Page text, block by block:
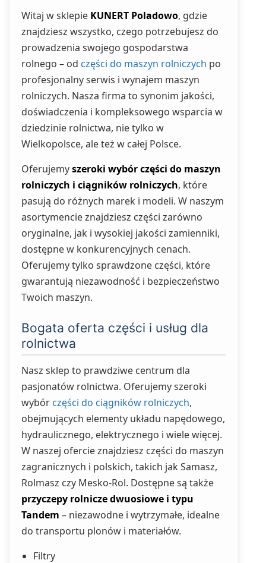
Witaj w sklepie KUNERT Poladowo, gdzie
znajdziesz wszystko, czego potrzebujesz do
prowadzenia swojego gospodarstwa
rolnego – od części do maszyn rolniczych po
profesjonalny serwis i wynajem maszyn
rolniczych. Nasza firma to synonim jakości,
doświadczenia i kompleksowego wsparcia w
dziedzinie rolnictwa, nie tylko w
Wielkopolsce, ale też w całej Polsce.
Oferujemyszeroki wybór części do maszyn
rolniczych i ciągników rolniczych, które
pasują do różnych marek i modeli. W naszym
asortymencie znajdziesz części zarówno
oryginalne, jak i wysokiej jakości zamienniki,
dostępne w konkurencyjnych cenach.
Oferujemy tylko sprawdzone części, które
gwarantują niezawodność i bezpieczeństwo
Twoich maszyn.
Bogata oferta części i usług dla
rolnictwa
Nasz sklep to prawdziwe centrum dla
pasjonatów rolnictwa. Oferujemy szeroki
wybór części do ciągników rolniczych,
obejmujących elementy układu napędowego,
hydraulicznego, elektrycznego i wiele więcej.
W naszej ofercie znajdziesz części do maszyn
zagranicznych i polskich, takich jak Samasz,
Rolmasz czy Mesko-Rol. Dostępne są także
przyczepy rolnicze dwuosiowe i typu
Tandem – niezawodne i wytrzymałe, idealne
do transportu plonów i materiałów.
Filtry